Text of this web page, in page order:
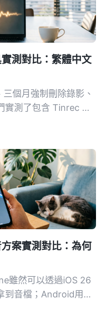
測對比：繁體中文
個月強制刪除錄影、
實測了包含 Tinrec 在
案實測對比：為何
雖然可以透過iOS 26
到音檔；Android用戶